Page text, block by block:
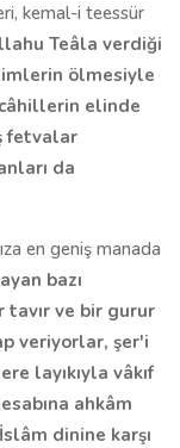
kemal-i teessür
Teâla verdiği
ölmesiyle
elinde
fetvalar
da
en geniş manada
bazı
ve bir gurur
veriyorlar, şer'i
layıkıyla vâkıf
ahkâm
dinine karşı